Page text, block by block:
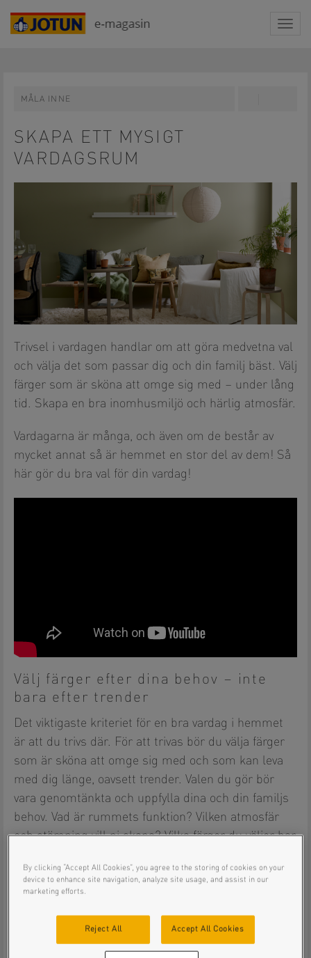
MÅLA INNE
SKAPA ETT MYSIGT
VARDAGSRUM
Trivsel i vardagen handlar om att göra medvetna val
och välja det som passar dig och din familj bäst. Välj
färger som är sköna att omge sig med – under lång
tid. Skapa en bra inomhusmiljö och härlig atmosfär.
Vardagarna är många, och även om de består av
mycket annat så är hemmet en stor del av dem! Så
här gör du bra val för din vardag!
Välj färger efter dina behov – inte
bara efter trender
Det viktigaste kriteriet för en bra vardag i hemmet
är att du trivs där. För att trivas bör du välja färger
som är sköna att omge sig med och som kan leva
med dig länge, oavsett trender. Valen du gör bör
vara genomtänkta och uppfylla dina och din familjs
behov. Vad är rummets funktion? Vilken atmosfär
och stämning vill ni skapa? Vilka färger du väljer har
dig.
Naturlig balans
By clicking “Accept All Cookies”, you agree to the storing of cookies on your
device to enhance site navigation, analyze site usage, and assist in our
marketing efforts.
Reject All Accept All Cookies